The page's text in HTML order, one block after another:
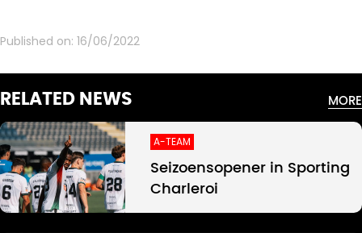
Published on: 16/06/2022
RELATED NEWS MORE
A-TEAM
Seizoensopener in Sporting
Charleroi